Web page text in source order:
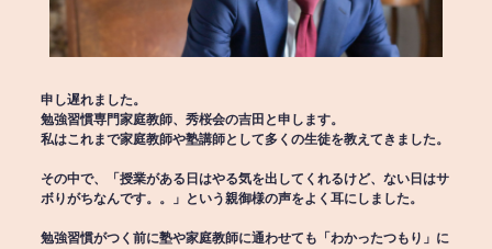
申し遅れました。
勉強習慣専門家庭教師、秀桜会の吉田と申します。
私はこれまで家庭教師や塾講師として多くの生徒を教えてきました。
その中で、「授業がある日はやる気を出してくれるけど、ない日はサ
ボりがちなんです。。」という親御様の声をよく耳にしました。
勉強習慣がつく前に塾や家庭教師に通わせても「わかったつもり」に